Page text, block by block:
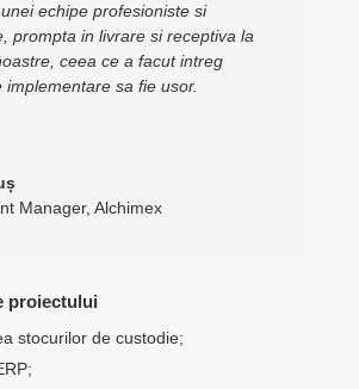
echipe profesioniste si
prompta in livrare si receptiva la
ceea ce a facut intreg
implementare sa fie usor.
Manager, Alchimex
proiectului
stocurilor de custodie;